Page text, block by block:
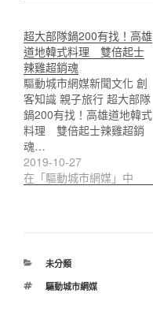
超大部隊鍋200有找！高雄
道地韓式料理 雙倍起士
辣雞超銷魂
驅動城市網媒新聞文化 創
客知識 親子旅行 超大部隊
鍋200有找！高雄道地韓式
料理 雙倍起士辣雞超銷
魂…
2019-10-27
在「驅動城市網媒」中
分
未分類
標
驅動城市網媒